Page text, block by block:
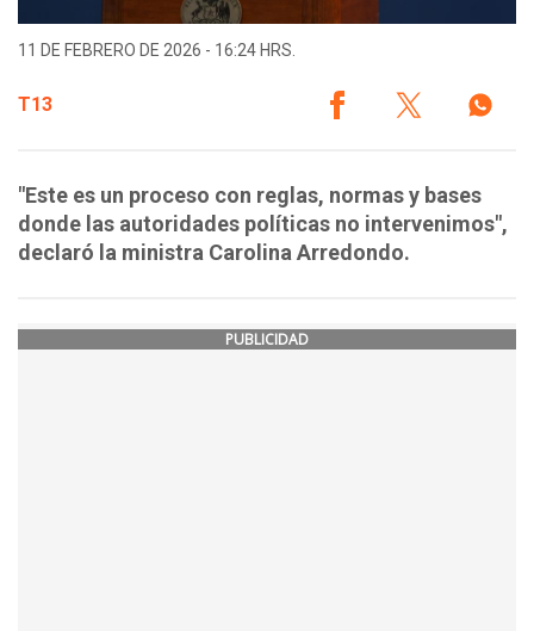
11 DE FEBRERO DE 2026 - 16:24 HRS.
T13
"Este es un proceso con reglas, normas y bases
donde las autoridades políticas no intervenimos",
declaró la ministra Carolina Arredondo.
PUBLICIDAD